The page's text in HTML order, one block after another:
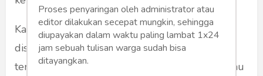
Kapasitas angkut yang besar memungkinkan
distribusi bantuan berlangsung lebih masif,
terutama ke daerah-daerah yang sulit dijangkau
Proses penyaringan oleh administrator atau
editor dilakukan secepat mungkin, sehingga
diupayakan dalam waktu paling lambat 1x24
jam sebuah tulisan warga sudah bisa
ditayangkan.